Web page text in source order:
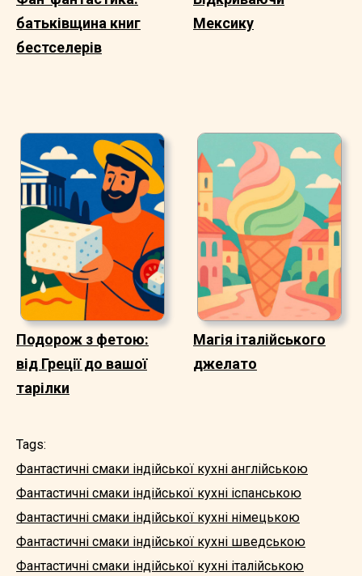
батьківщина книг
бестселерів
Мексику
Подорож з фетою:
від Греції до вашої
тарілки
Магія італійського
джелато
Tags:
Фантастичні смаки індійської кухні англійською
Фантастичні смаки індійської кухні іспанською
Фантастичні смаки індійської кухні німецькою
Фантастичні смаки індійської кухні шведською
Фантастичні смаки індійської кухні італійською